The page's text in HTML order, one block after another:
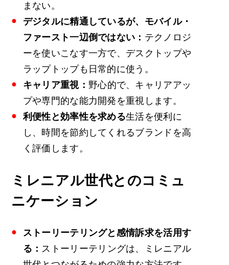
まない。
デジタルに精通しているが、モバイル・
ファースト一辺倒ではない： テクノロジ
ーを使いこなす一方で、デスクトップや
ラップトップも日常的に使う。
キャリア重視： 野心的で、キャリアアッ
プや専門的な能力開発を重視します。
利便性と効率性を求める生活を便利に
し、時間を節約してくれるブランドを高
く評価します。
ミレニアル世代とのコミュ
ニケーション
ストーリーテリングと感情訴求を活用す
る： ストーリーテリングは、ミレニアル